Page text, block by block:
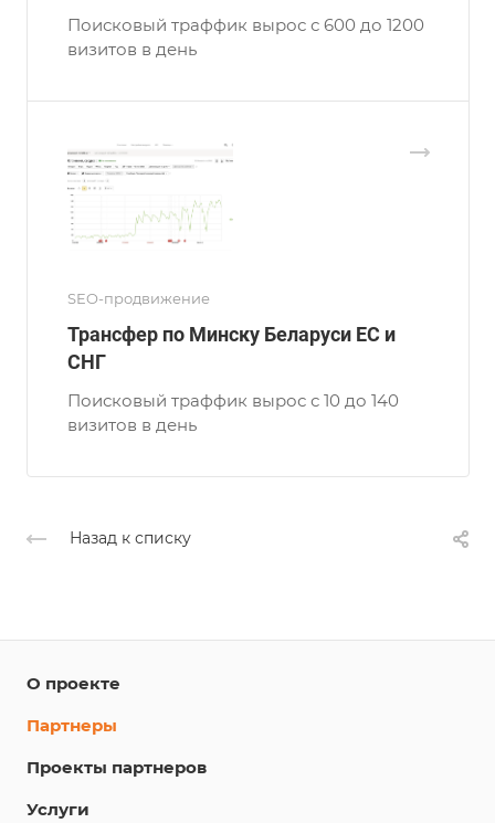
Поисковый траффик вырос с 600 до 1200
визитов в день
SEO-продвижение
Трансфер по Минску Беларуси ЕС и
СНГ
Поисковый траффик вырос с 10 до 140
визитов в день
Назад к списку
О проекте
Партнеры
Проекты партнеров
Услуги